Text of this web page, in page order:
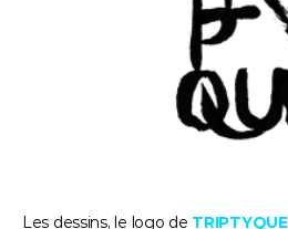
Les dessins, le logo de